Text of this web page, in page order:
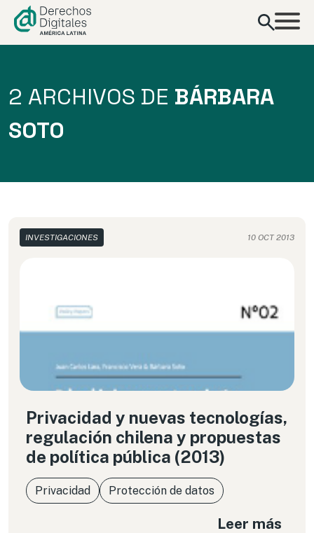
contenido
2 ARCHIVOS DE BÁRBARA
SOTO
INVESTIGACIONES 10 OCT 2013
Privacidad y nuevas tecnologías,
regulación chilena y propuestas
de política pública (2013)
Privacidad Protección de datos
Leer más